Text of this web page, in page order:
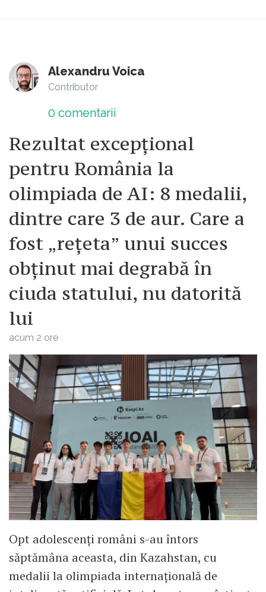
Alexandru Voica
Contributor
0 comentarii
Rezultat excepțional
pentru România la
olimpiada de AI: 8 medalii,
dintre care 3 de aur. Care a
fost „rețeta” unui succes
obținut mai degrabă în
ciuda statului, nu datorită
lui
acum 2 ore
Opt adolescenți români s-au întors
săptămâna aceasta, din Kazahstan, cu
medalii la olimpiada internațională de